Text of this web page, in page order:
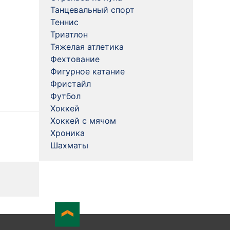
Танцевальный спорт
Теннис
Триатлон
Тяжелая атлетика
Фехтование
Фигурное катание
Фристайл
Футбол
Хоккей
Хоккей с мячом
Хроника
Шахматы